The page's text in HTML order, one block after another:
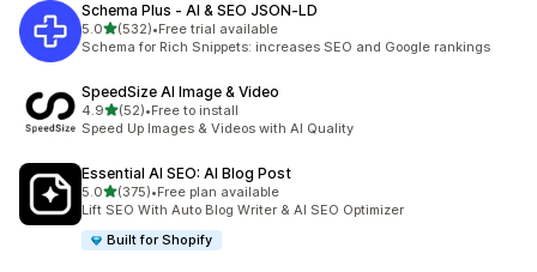
Schema Plus ‑ AI & SEO JSON‑LD
5.0滿分 5 顆星
(532)
共有 532 則評價
•Free trial available
Schema for Rich Snippets: increases SEO and Google rankings
SpeedSize AI Image & Video
4.9滿分 5 顆星
(52)
共有 52 則評價
•Free to install
Speed Up Images & Videos with AI Quality
Essential AI SEO: AI Blog Post
5.0滿分 5 顆星
(375)
共有 375 則評價
•Free plan available
Lift SEO With Auto Blog Writer & AI SEO Optimizer
Built for Shopify